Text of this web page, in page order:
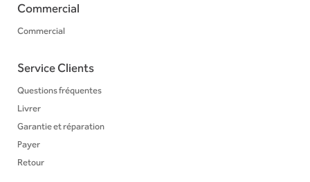
Commercial
Commercial
Service Clients
Questions fréquentes
Livrer
Garantie et réparation
Payer
Retour